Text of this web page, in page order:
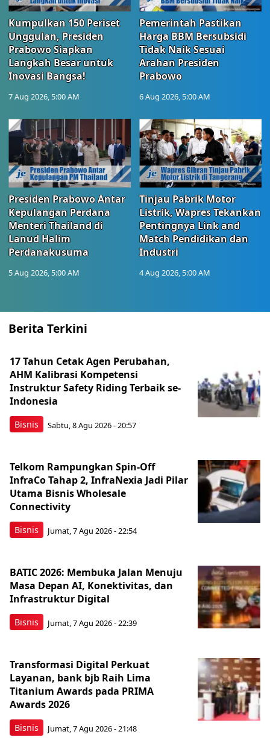
Kumpulkan 150 Periset
Unggulan, Presiden
Prabowo Siapkan
Langkah Besar untuk
Inovasi Bangsa!
7 Aug 2026, 5:00 AM
Pemerintah Pastikan
Harga BBM Bersubsidi
Tidak Naik Sesuai
Arahan Presiden
Prabowo
6 Aug 2026, 5:00 AM
Presiden Prabowo Antar
Kepulangan Perdana
Menteri Thailand di
Lanud Halim
Perdanakusuma
5 Aug 2026, 5:00 AM
Tinjau Pabrik Motor
Listrik, Wapres Tekankan
Pentingnya Link and
Match Pendidikan dan
Industri
4 Aug 2026, 5:00 AM
Berita Terkini
Bisnis
17 Tahun Cetak Agen Perubahan,
AHM Kalibrasi Kompetensi
Instruktur Safety Riding Terbaik se-
Indonesia
Sabtu, 8 Agu 2026 - 20:57
Bisnis
Telkom Rampungkan Spin-Off
InfraCo Tahap 2, InfraNexia Jadi Pilar
Utama Bisnis Wholesale
Connectivity
Jumat, 7 Agu 2026 - 22:54
Bisnis
BATIC 2026: Membuka Jalan Menuju
Masa Depan AI, Konektivitas, dan
Infrastruktur Digital
Jumat, 7 Agu 2026 - 22:39
Bisnis
Transformasi Digital Perkuat
Layanan, bank bjb Raih Lima
Titanium Awards pada PRIMA
Awards 2026
Jumat, 7 Agu 2026 - 21:48